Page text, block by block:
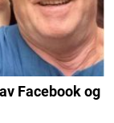
Facebook og